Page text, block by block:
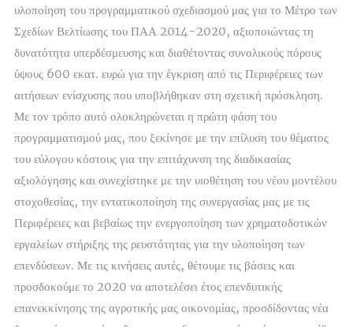
υλοποίηση του προγραμματικού σχεδιασμού μας για το Μέτρο των
Σχεδίων Βελτίωσης του ΠΑΑ 2014-2020, αξιοποιώντας τη
δυνατότητα υπερδέσμευσης και διαθέτοντας συνολικούς πόρους
ύψους 600 εκατ. ευρώ για την έγκριση από τις Περιφέρειες των
αιτήσεων ενίσχυσης που υποβλήθηκαν στη σχετική πρόσκληση.
Με τον τρόπο αυτό ολοκληρώνεται η πρώτη φάση του
προγραμματισμού μας, που ξεκίνησε με την επίλυση του θέματος
του εύλογου κόστους για την επιτάχυνση της διαδικασίας
αξιολόγησης και συνεχίστηκε με την υιοθέτηση του νέου μοντέλου
στοχοθεσίας, την εντατικοποίηση της συνεργασίας μας με τις
Περιφέρειες και βεβαίως την ενεργοποίηση των χρηματοδοτικών
εργαλείων στήριξης της ρευστότητας για την υλοποίηση των
επενδύσεων. Με τις κινήσεις αυτές, θέτουμε τις βάσεις και
προσδοκούμε το 2020 να αποτελέσει έτος επενδυτικής
επανεκκίνησης της αγροτικής μας οικονομίας, προσδίδοντας νέα